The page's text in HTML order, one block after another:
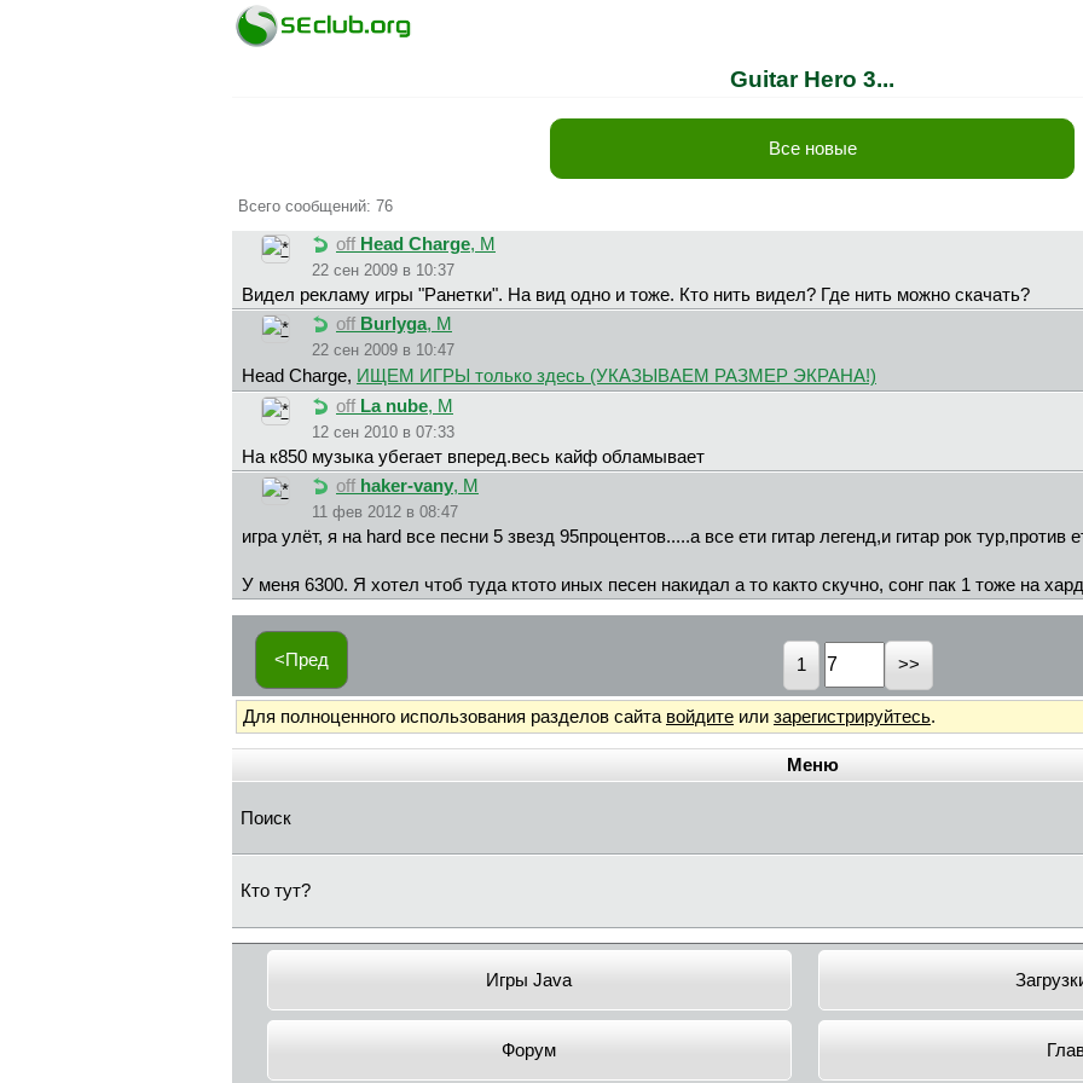
Guitar Hero 3...
Все новые
Всего сообщений: 76
off Head Charge, М
22 сен 2009 в 10:37
Видел рекламу игры "Ранетки". На вид одно и тоже. Кто нить видел? Где нить можно скачать?
off Burlyga, М
22 сен 2009 в 10:47
Head Charge, ИЩЕМ ИГРЫ только здесь (УКАЗЫВАЕМ РАЗМЕР ЭКРАНА!)
off La nube, М
12 сен 2010 в 07:33
На к850 музыка убегает вперед.весь кайф обламывает
off haker-vany, М
11 фев 2012 в 08:47
игра улёт, я на hard все песни 5 звезд 95процентов.....а все ети гитар легенд,и гитар рок тур,против
У меня 6300. Я хотел чтоб туда ктото иных песен накидал а то както скучно, сонг пак 1 тоже на
<Пред 1
Для полноценного использования разделов сайта войдите или зарегистрируйтесь.
Меню
Поиск
Кто тут?
Игры Java
Форум